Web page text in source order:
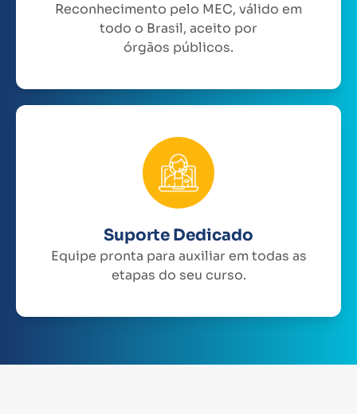
Reconhecimento pelo MEC, válido em
todo o Brasil, aceito por
órgãos públicos.
Suporte Dedicado
Equipe pronta para auxiliar em todas as
etapas do seu curso.